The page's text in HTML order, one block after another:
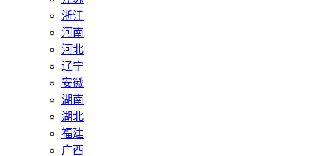
浙江
河南
河北
辽宁
安徽
湖南
湖北
福建
广西